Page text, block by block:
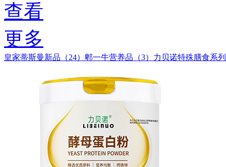
查看
更多
皇家蒂斯曼新品（24） 郫一牛营养品（3） 力贝诺特殊膳食系